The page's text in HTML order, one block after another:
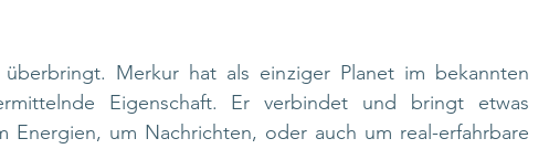
Merkur hat als einziger Planet im bekannten
Eigenschaft. Er verbindet und bringt etwas
Energien, um Nachrichten, oder auch um real-erfahrbare